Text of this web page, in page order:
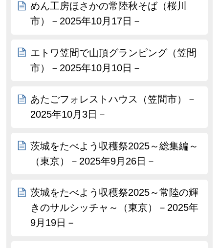
めん工房ほさかの常陸秋そば（桜川
市）－2025年10月17日－
エトワ笠間で山頂グランピング（笠間
市）－2025年10月10日－
あたごフォレストハウス（笠間市）－
2025年10月3日－
茨城をたべよう収穫祭2025～総集編～
（東京）－2025年9月26日－
茨城をたべよう収穫祭2025～常陸の輝
きのサルシッチャ～（東京）－2025年
9月19日－